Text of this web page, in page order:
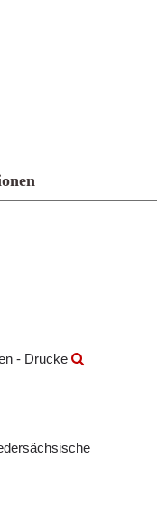
- Drucke